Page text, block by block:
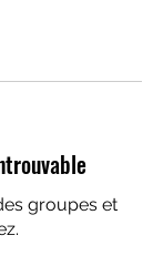
groupes et